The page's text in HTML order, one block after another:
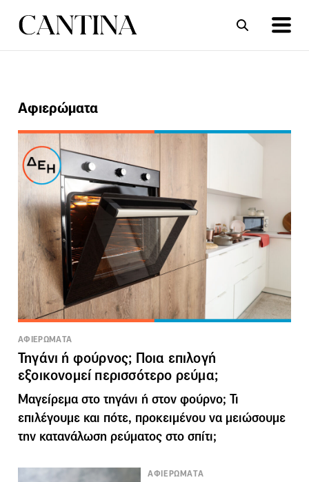
Αφιερώματα
ΑΦΙΕΡΩΜΑΤΑ
Τηγάνι ή φούρνος; Ποια επιλογή
εξοικονομεί περισσότερο ρεύμα;
Μαγείρεμα στο τηγάνι ή στον φούρνο; Τι
επιλέγουμε και πότε, προκειμένου να μειώσουμε
την κατανάλωση ρεύματος στο σπίτι;
ΑΦΙΕΡΩΜΑΤΑ